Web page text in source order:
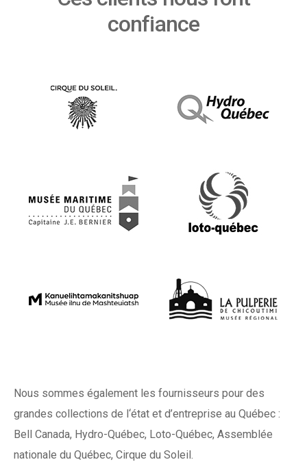
confiance
Nous sommes également les fournisseurs pour des
grandes collections de l‘état et d’entreprise au Québec :
Bell Canada, Hydro-Québec, Loto-Québec, Assemblée
nationale du Québec, Cirque du Soleil.